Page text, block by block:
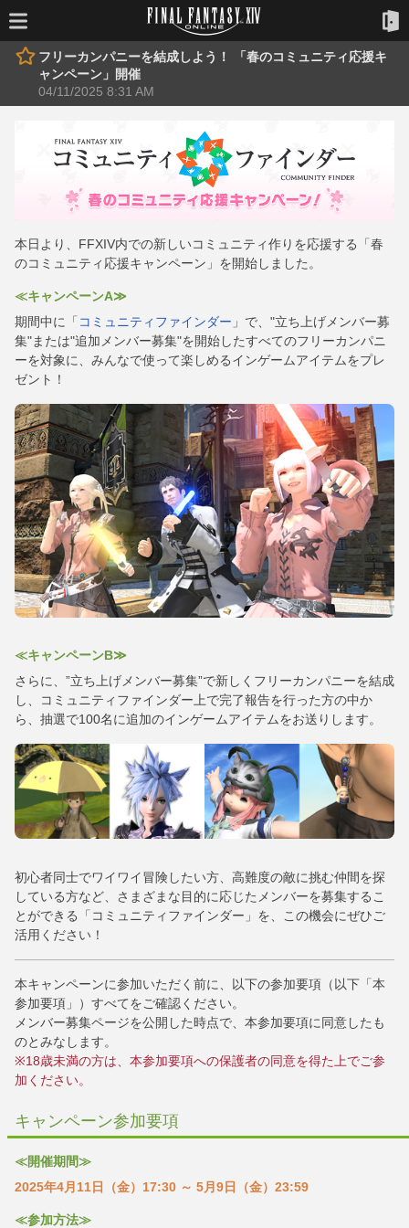
フリーカンパニーを結成しよう！ 「春のコミュニティ応援キ
ャンペーン」開催
04/11/2025 8:31 AM
本日より、FFXIV内での新しいコミュニティ作りを応援する「春
のコミュニティ応援キャンペーン」を開始しました。
≪キャンペーンA≫
期間中に「 コミュニティファインダー 」で、"立ち上げメンバー募
集"または"追加メンバー募集"を開始したすべてのフリーカンパニ
ーを対象に、みんなで使って楽しめるインゲームアイテムをプレ
ゼント！
≪キャンペーンB≫
さらに、”立ち上げメンバー募集”で新しくフリーカンパニーを結成
し、コミュニティファインダー上で完了報告を行った方の中か
ら、抽選で100名に追加のインゲームアイテムをお送りします。
初心者同士でワイワイ冒険したい方、高難度の敵に挑む仲間を探
している方など、さまざまな目的に応じたメンバーを募集するこ
とができる「コミュニティファインダー」を、この機会にぜひご
活用ください！
本キャンペーンに参加いただく前に、以下の参加要項（以下「本
参加要項」）すべてをご確認ください。
メンバー募集ページを公開した時点で、本参加要項に同意したも
のとみなします。
※18歳未満の方は、本参加要項への保護者の同意を得た上でご参
加ください。
キャンペーン参加要項
≪開催期間≫
2025年4月11日（金）17:30 ～ 5月9日（金）23:59
≪参加方法≫